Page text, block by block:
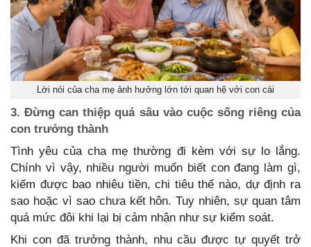
Lời nói của cha mẹ ảnh hưởng lớn tới quan hệ với con cái
3. Đừng can thiệp quá sâu vào cuộc sống riêng của
con trưởng thành
Tình yêu của cha mẹ thường đi kèm với sự lo lắng.
Chính vì vậy, nhiều người muốn biết con đang làm gì,
kiếm được bao nhiêu tiền, chi tiêu thế nào, dự định ra
sao hoặc vì sao chưa kết hôn. Tuy nhiên, sự quan tâm
quá mức đôi khi lại bị cảm nhận như sự kiểm soát.
Khi con đã trưởng thành, nhu cầu được tự quyết trở